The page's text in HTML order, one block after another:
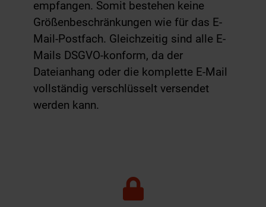
empfangen. Somit bestehen keine
Größen­beschränkungen wie für das E-
Mail-Postfach. Gleichzeitig sind alle E-
Mails DSGVO-konform, da der
Dateianhang oder die komplette E-Mail
vollständig verschlüsselt versendet
werden kann.